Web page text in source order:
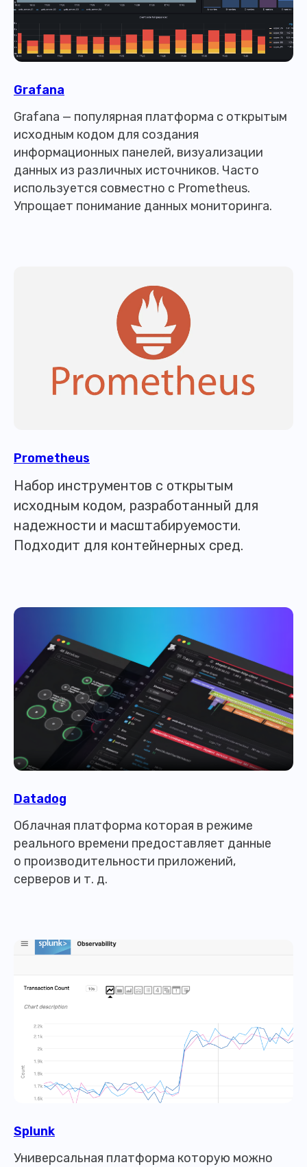
Grafana
Grafana — популярная платформа с открытым
исходным кодом для создания
информационных панелей, визуализации
данных из различных источников. Часто
используется совместно с Prometheus.
Упрощает понимание данных мониторинга.
Prometheus
Набор инструментов с открытым
исходным кодом, разработанный для
надежности и масштабируемости.
Подходит для контейнерных сред.
Datadog
Облачная платформа которая в режиме
реального времени предоставляет данные
о производительности приложений,
серверов и т. д.
Splunk
Универсальная платформа которую можно